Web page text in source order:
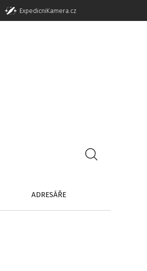
ExpedicniKamera.cz
ADRESÁŘE